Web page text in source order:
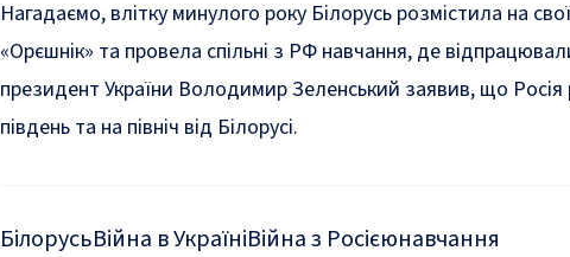
Нагадаємо, влітку минулого року Білорусь розмістила на
«Орєшнік» та провела спільні з РФ навчання, де
президент України Володимир Зеленський заявив, що
південь та на північ від Білорусі.
БілорусьВійна в УкраїніВійна з Росієюнавчання